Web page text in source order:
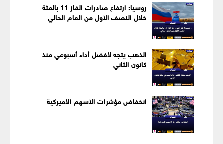
روسيا: ارتفاع صادرات الغاز 11 بالمئة
خلال النصف الأول من العام الحالي
الذهب يتجه لأفضل أداء أسبوعي منذ
كانون الثاني
انخفاض مؤشرات الأسهم الأميركية